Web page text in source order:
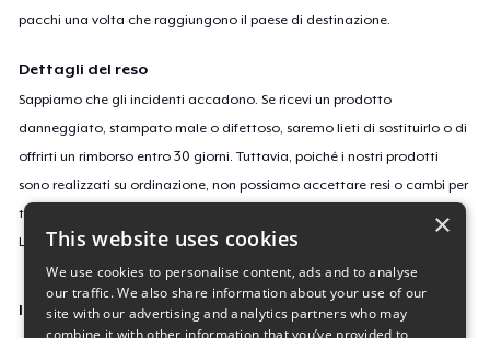
pacchi una volta che raggiungono il paese di destinazione.
Dettagli del reso
Sappiamo che gli incidenti accadono. Se ricevi un prodotto
danneggiato, stampato male o difettoso, saremo lieti di sostituirlo o di
offrirti un rimborso entro 30 giorni. Tuttavia, poiché i nostri prodotti
sono realizzati su ordinazione, non possiamo accettare resi o cambi per
taglie o colori errati o se cambi semplicemente idea.
Leggi
quiper saperne di più sulla nostra politica di reso.
ID campagne
×
This website uses cookies
We use cookies to personalise content, ads and to analyse
our traffic. We also share information about your use of our
site with our advertising and analytics partners who may
combine it with other information that you’ve provided to